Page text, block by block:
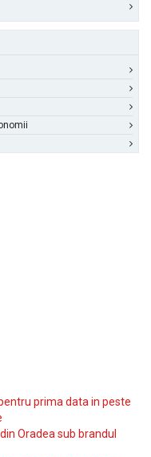
prima data in peste
Oradea sub brandul